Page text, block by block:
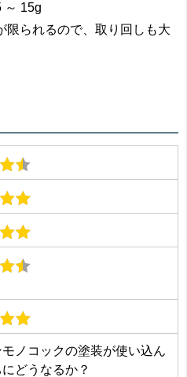
～ 15g
限られるので、取り回しも大
モノコックの塗装が使い込ん
どうなるか？